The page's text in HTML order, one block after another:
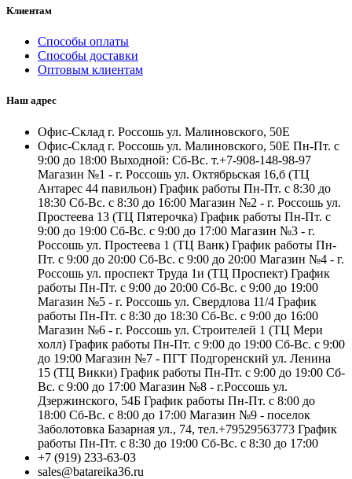
Клиентам
Способы оплаты
Способы доставки
Оптовым клиентам
Наш адрес
Офис-Склад г. Россошь ул. Малиновского, 50Е
Офис-Склад г. Россошь ул. Малиновского, 50Е Пн-Пт. с
9:00 до 18:00 Выходной: Сб-Вс. т.+7-908-148-98-97
Магазин №1 - г. Россошь ул. Октябрьская 16,б (ТЦ
Антарес 44 павильон) График работы Пн-Пт. с 8:30 до
18:30 Сб-Вс. с 8:30 до 16:00 Магазин №2 - г. Россошь ул.
Простеева 13 (ТЦ Пятерочка) График работы Пн-Пт. с
9:00 до 19:00 Сб-Вс. с 9:00 до 17:00 Магазин №3 - г.
Россошь ул. Простеева 1 (ТЦ Ванк) График работы Пн-
Пт. с 9:00 до 20:00 Сб-Вс. с 9:00 до 20:00 Магазин №4 - г.
Россошь ул. проспект Труда 1и (ТЦ Проспект) График
работы Пн-Пт. с 9:00 до 20:00 Сб-Вс. с 9:00 до 19:00
Магазин №5 - г. Россошь ул. Свердлова 11/4 График
работы Пн-Пт. с 8:30 до 18:30 Сб-Вс. с 9:00 до 16:00
Магазин №6 - г. Россошь ул. Строителей 1 (ТЦ Мери
холл) График работы Пн-Пт. с 9:00 до 19:00 Сб-Вс. с 9:00
до 19:00 Магазин №7 - ПГТ Подгоренский ул. Ленина
15 (ТЦ Викки) График работы Пн-Пт. с 9:00 до 19:00 Сб-
Вс. с 9:00 до 17:00 Магазин №8 - г.Россошь ул.
Дзержинского, 54Б График работы Пн-Пт. с 8:00 до
18:00 Сб-Вс. с 8:00 до 17:00 Магазин №9 - поселок
Заболотовка Базарная ул., 74, тел.+79529563773 График
работы Пн-Пт. с 8:30 до 19:00 Сб-Вс. с 8:30 до 17:00
+7 (919) 233-63-03
sales@batareika36.ru